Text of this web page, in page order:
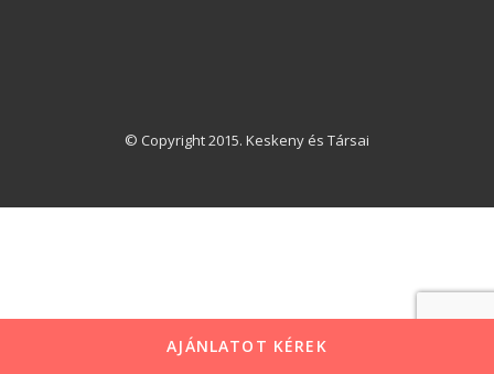
© Copyright 2015. Keskeny és Társai
AJÁNLATOT KÉREK